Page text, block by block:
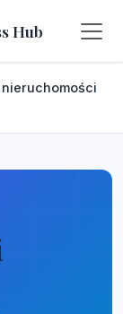
Hub